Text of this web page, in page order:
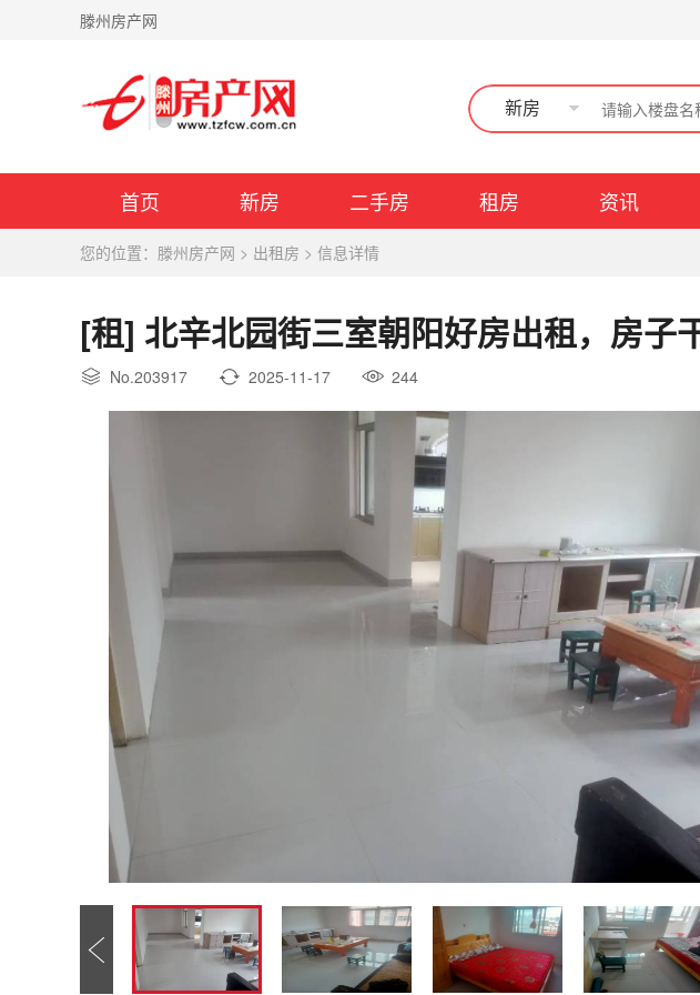
滕州房产网
新房
首页 新房 二手房 租房 资讯
您的位置： 滕州房产网 > 出租房 > 信息详情
[租] 北辛北园街三室朝阳好房出租，房子
No.203917 2025-11-17 244